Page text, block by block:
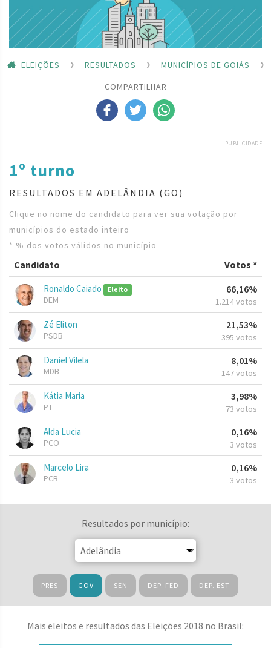
ELEIÇÕES RESULTADOS
MUNICÍPIOS DE GOIÁS
COMPARTILHAR
PUBLICIDADE
1º turno
RESULTADOS EM ADELÂNDIA (GO)
Clique no nome do candidato para ver sua votação por
municípios do estado inteiro
* % dos votos válidos no município
Candidato Votos *
Ronaldo Caiado Eleito
DEM
66,16%
1.214 votos
Zé Eliton
PSDB
21,53%
395 votos
Daniel Vilela
MDB
8,01%
147 votos
Kátia Maria
PT
3,98%
73 votos
Alda Lucia
PCO
0,16%
3 votos
Marcelo Lira
PCB
0,16%
3 votos
Resultados por município:
PRES GOV SEN DEP. FED DEP. EST
Mais eleitos e resultados das Eleições 2018 no Brasil: